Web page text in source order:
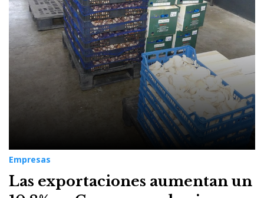
Empresas
Las exportaciones aumentan un